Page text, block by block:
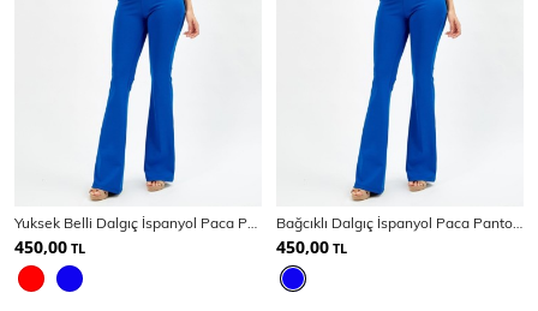
Yuksek Belli Dalgıç İspanyol Paca Pantolon
450,00 TL
Bağcıklı Dalgıç İspanyol Paca Pantolon
450,00 TL